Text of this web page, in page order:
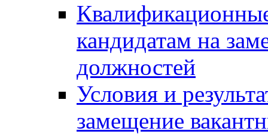
кандидатам на
должностей
Условия и
замещение